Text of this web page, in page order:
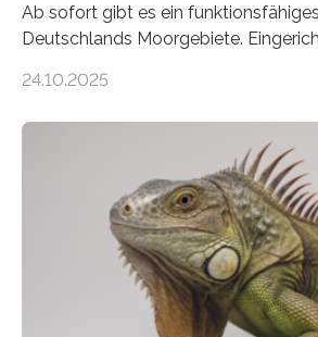
Ab sofort gibt es ein
Deutschlands Moorgebiete.
vergangenen fünf Jahren von
heutigen Donnerstag übergeben sie
Aufbauphase an den Auftraggeber,
Bundesministerium für
Heimat. Braunschweig/Eberswalde
Ein Netz aus 155 Messstationen
über Deutschlands Moorböden.
in den vergangenen fünf Jahren von
Wissenschaftlerinnen und
24.10.2025